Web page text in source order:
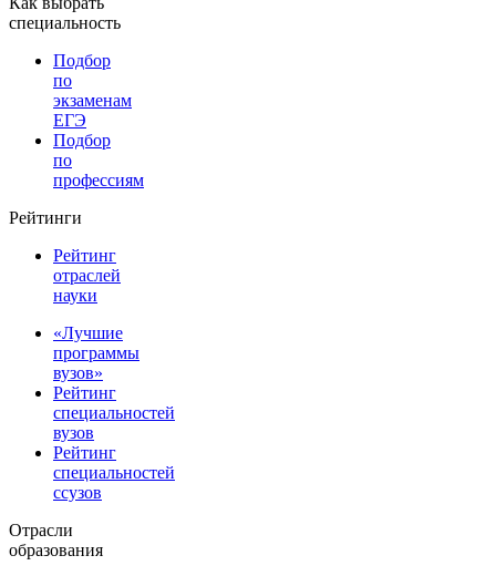
специальность
Подбор
по
экзаменам
ЕГЭ
Подбор
по
профессиям
Рейтинги
Рейтинг
отраслей
науки
«Лучшие
программы
вузов»
Рейтинг
специальностей
вузов
Рейтинг
специальностей
ссузов
Отрасли
образования